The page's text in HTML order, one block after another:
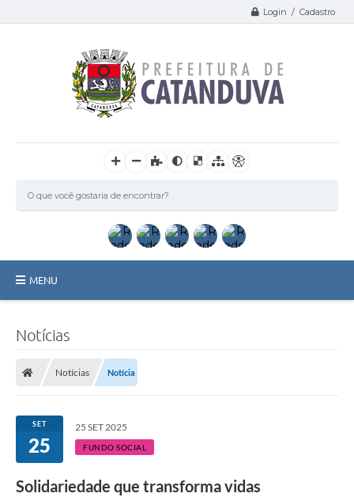
Login / Cadastro
MENU
Licitações / PCA
Transparência
Notícias
Notícias Notícia
SET
25
25 SET 2025
FUNDO SOCIAL
Solidariedade que transforma vidas